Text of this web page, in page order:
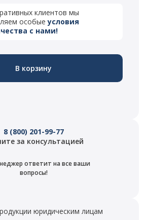
клиентов мы
особыеусловия
с нами!
В корзину
8 (800) 201-99-77
за консультацией
ответит на все ваши
вопросы!
юридическим лицам